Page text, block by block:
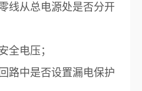
线从总电源处是否分开
全电压；
路中是否设置漏电保护